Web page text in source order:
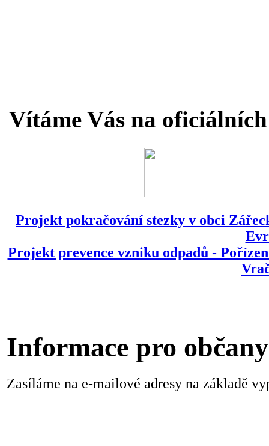
Vítáme Vás na
Projekt pokračování stezky v obci
Projekt prevence vzniku odpadů -
Informace pro občany
Zasíláme na e-mailové adresy na základě